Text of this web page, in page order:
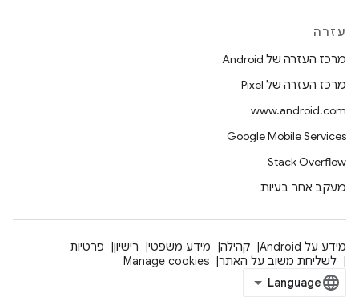
עזרה
מרכז העזרה של Android
מרכז העזרה של Pixel
www.android.com
Google Mobile Services
Stack Overflow
מעקב אחר בעיות
מידע על Android קהילה מידע משפטי רישיון
פרטיות
לשליחת משוב על האתר
Manage cookies